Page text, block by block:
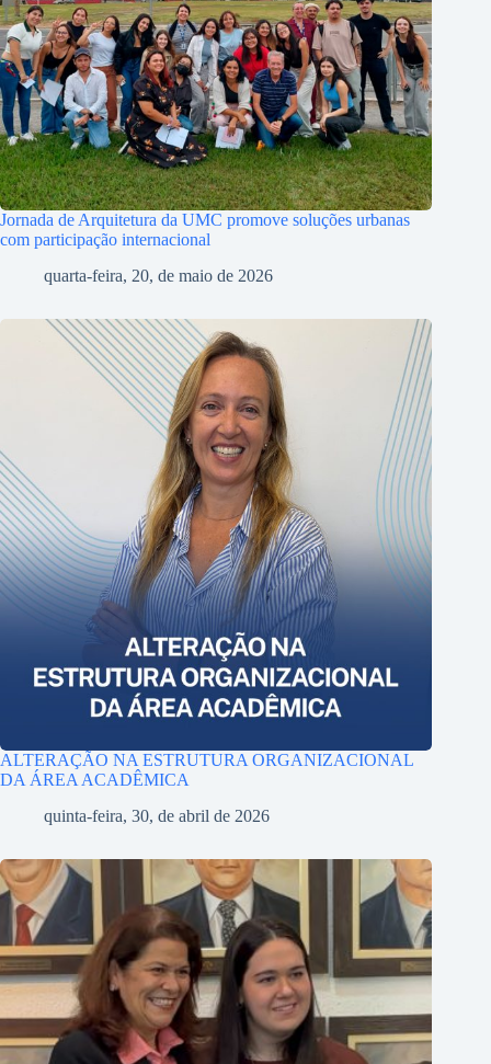
Jornada de Arquitetura da UMC promove soluções urbanas
com participação internacional
quarta-feira, 20, de maio de 2026
ALTERAÇÃO NA ESTRUTURA ORGANIZACIONAL
DA ÁREA ACADÊMICA
quinta-feira, 30, de abril de 2026